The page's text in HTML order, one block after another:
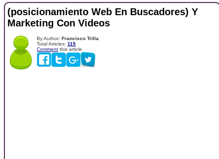
(posicionamiento Web En Buscadores) Y
Marketing Con Videos
By Author: Francisco Trilla
Total Articles: 115
Comment this article